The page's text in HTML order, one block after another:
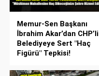
Memur-Sen Başkanı
İbrahim Akar’dan CHP’li
Belediyeye Sert "Haç
Figürü" Tepkisi!